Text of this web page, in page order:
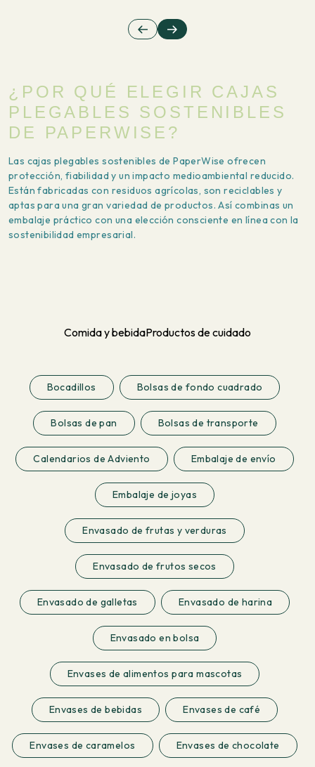
¿POR QUÉ ELEGIR CAJAS
PLEGABLES SOSTENIBLES
DE PAPERWISE?
Las cajas plegables sostenibles de PaperWise ofrecen
protección, fiabilidad y un impacto medioambiental reducido.
Están fabricadas con residuos agrícolas, son reciclables y
aptas para una gran variedad de productos. Así combinas un
embalaje práctico con una elección consciente en línea con la
sostenibilidad empresarial.
Comida y bebidaProductos de cuidado
Bocadillos Bolsas de fondo cuadrado
Bolsas de pan Bolsas de transporte
Calendarios de Adviento Embalaje de envío
Embalaje de joyas
Envasado de frutas y verduras
Envasado de frutos secos
Envasado de galletas Envasado de harina
Envasado en bolsa
Envases de alimentos para mascotas
Envases de bebidas Envases de café
Envases de caramelos Envases de chocolate